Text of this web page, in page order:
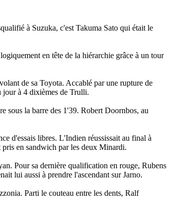
à Suzuka, c'est Takuma Sato qui était le
en tête de la hiérarchie grâce à un tour
de sa Toyota. Accablé par une rupture de
jour à 4 dixièmes de Trulli.
sous la barre des 1'39. Robert Doornbos, au
d'essais libres. L'Indien réussissait au final à
en sandwich par les deux Minardi.
Pour sa dernière qualification en rouge, Rubens
lui aussi à prendre l'ascendant sur Jarno.
Parti le couteau entre les dents, Ralf